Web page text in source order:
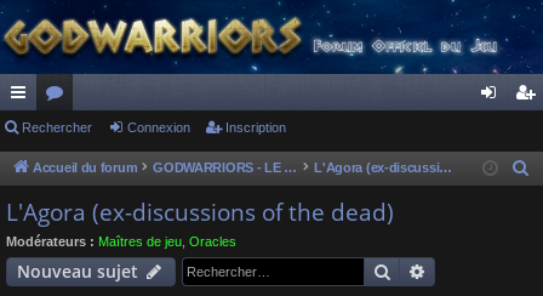
ac
co
ur
ci
or
u
s
ne cri
Rechercher Connexion Inscription
Accueil du forum GODWARRIORS - LE JEU L'Agora (ex-discussions of the dead)
L'Agora (ex-discussions of the dead)
Modérateurs : Maîtres de jeu Oracles
Nouveau sujet Rechercher